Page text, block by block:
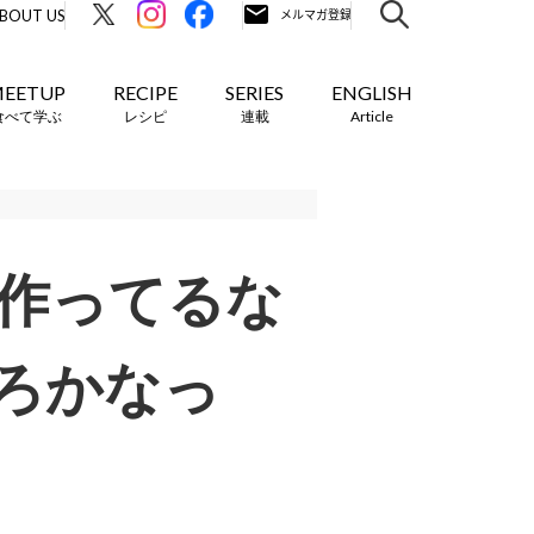
US
べて学ぶ
RECIPE
レシピ
SERIES
連載
ENGLISH
Article
ってるな
かなっ